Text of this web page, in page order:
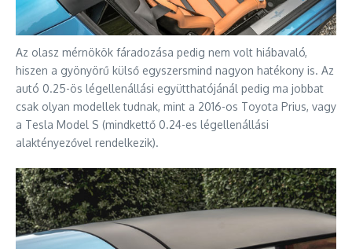
Az olasz mérnökök fáradozása pedig nem volt hiábavaló,
hiszen a gyönyörű külső egyszersmind nagyon hatékony is. Az
autó 0.25-ös légellenállási együtthatójánál pedig ma jobbat
csak olyan modellek tudnak, mint a 2016-os Toyota Prius, vagy
a Tesla Model S (mindkettő 0.24-es légellenállási
alaktényezővel rendelkezik).